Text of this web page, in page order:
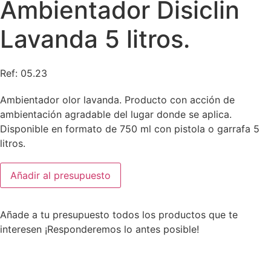
Ambientador Disiclin
Lavanda 5 litros.
Ref: 05.23
Ambientador olor lavanda. Producto con acción de
ambientación agradable del lugar donde se aplica.
Disponible en formato de 750 ml con pistola o garrafa 5
litros.
Ambientador
Disiclin
Lavanda
cantidad
Añadir al presupuesto
Añade a tu presupuesto todos los productos que te
interesen ¡Responderemos lo antes posible!